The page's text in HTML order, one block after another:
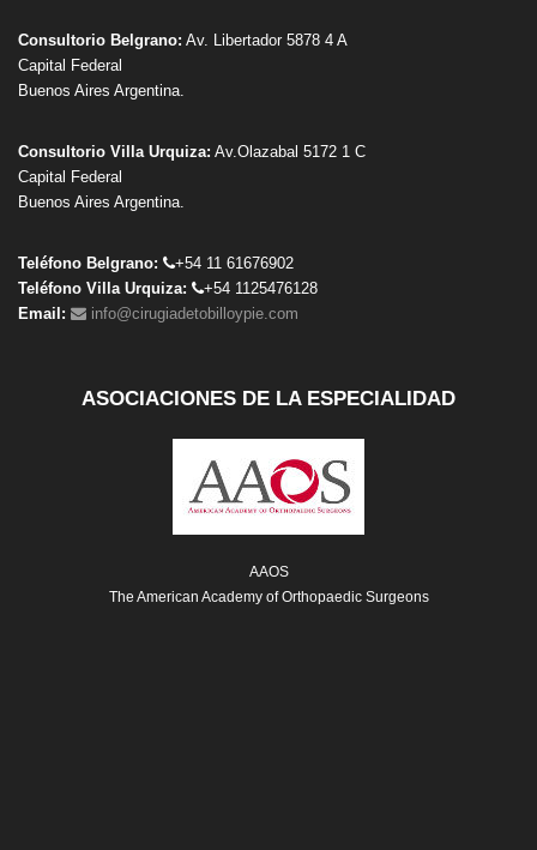
Consultorio Belgrano: Av. Libertador 5878 4 A
Capital Federal
Buenos Aires Argentina.
Consultorio Villa Urquiza: Av.Olazabal 5172 1 C
Capital Federal
Buenos Aires Argentina.
Teléfono Belgrano:
+54 11 61676902
Teléfono Villa Urquiza:
+54 1125476128
Email:
info@cirugiadetobilloypie.com
ASOCIACIONES DE LA ESPECIALIDAD
AAOS
The American Academy of Orthopaedic Surgeons